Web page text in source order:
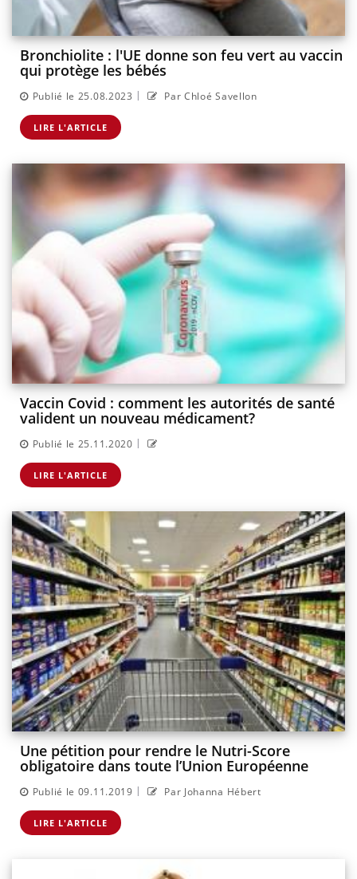
Bronchiolite : l'UE donne son feu vert au vaccin
qui protège les bébés
Publié le 25.08.2023 | Par Chloé Savellon
LIRE L'ARTICLE
Vaccin Covid : comment les autorités de santé
valident un nouveau médicament?
Publié le 25.11.2020 |
LIRE L'ARTICLE
Une pétition pour rendre le Nutri-Score
obligatoire dans toute l’Union Européenne
Publié le 09.11.2019 | Par Johanna Hébert
LIRE L'ARTICLE